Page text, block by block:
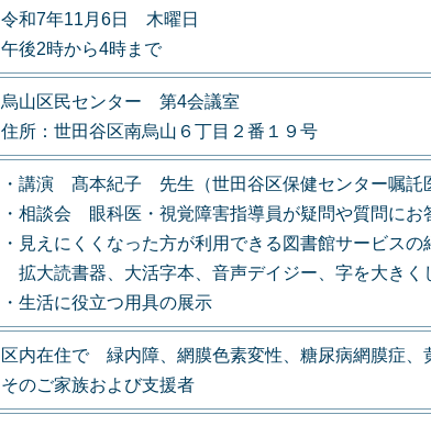
令和7年11月6日 木曜日
午後2時から4時まで
烏山区民センター 第4会議室
住所：世田谷区南烏山６丁目２番１９号
・講演 髙本紀子 先生（世田谷区保健センター嘱託
・相談会 眼科医・視覚障害指導員が疑問や質問にお
・見えにくくなった方が利用できる図書館サービスの
拡大読書器、大活字本、音声デイジー、字を大きく
・生活に役立つ用具の展示
区内在住で 緑内障、網膜色素変性、糖尿病網膜症
そのご家族および支援者